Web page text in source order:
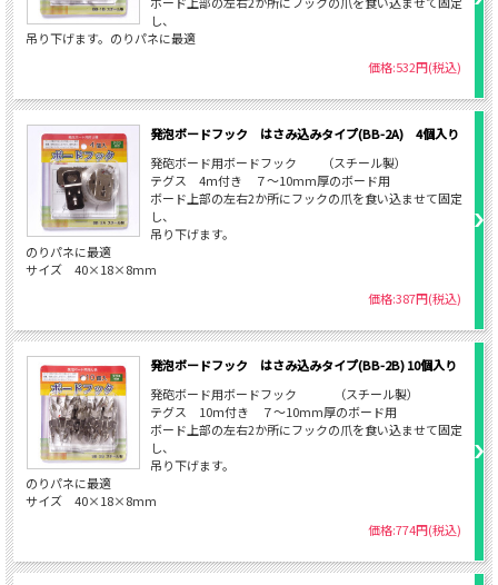
し、
吊り下げます。のりパネに最適
価格:532円(税込)
発泡ボードフック はさみ込みタイプ(BB-2A) 4個入り
発砲ボード用ボードフック （スチール製）
テグス 4ｍ付き ７～10mm厚のボード用
ボード上部の左右2か所にフックの爪を食い込ませて固定
し、
吊り下げます。
のりパネに最適
サイズ 40×18×8mm
価格:387円(税込)
発泡ボードフック はさみ込みタイプ(BB-2B) 10個入り
発砲ボード用ボードフック （スチール製）
テグス 10ｍ付き ７～10mm厚のボード用
ボード上部の左右2か所にフックの爪を食い込ませて固定
し、
吊り下げます。
のりパネに最適
サイズ 40×18×8mm
価格:774円(税込)